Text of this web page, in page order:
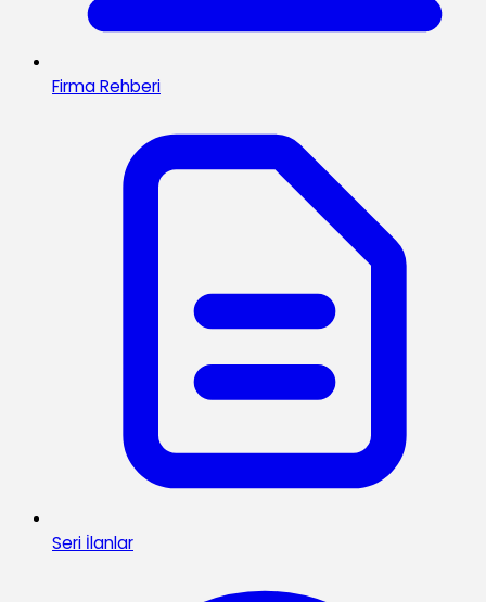
Firma Rehberi
Seri İlanlar